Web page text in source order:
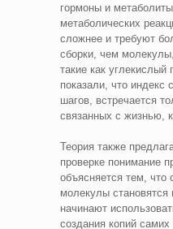
гормоны и
метаболических
сложнее и требуют
сборки, чем
такие как
показали, что
шагов, встречается
связанных с жизнью,
Теория также
проверке понимание
объясняется тем, что
молекулы
начинают
создания копий